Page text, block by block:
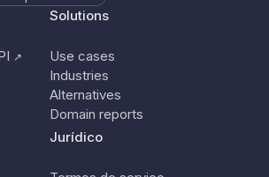
↗
Solutions
Use cases
Industries
Alternatives
Domain reports
Jurídico